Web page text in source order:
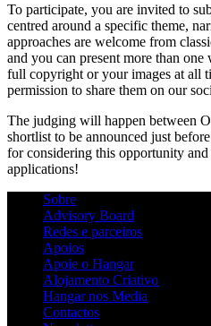
To participate, you are invited to
centred around a specific theme,
approaches are welcome from
and you can present more than
full copyright or your images at all
permission to share them on our
The judging will happen between
shortlist to be announced just
for considering this opportunity
applications!
Sobre
Advisory Board
Redes e parceiros
Apoios
Apoie o Hangar
Alojamento Criativo
Hangar nos Media
Contactos